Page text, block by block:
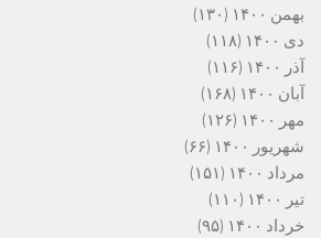
بهمن ۱۴۰۰
(۱۳۰)
دی ۱۴۰۰
(۱۱۸)
آذر ۱۴۰۰
(۱۱۶)
آبان ۱۴۰۰
(۱۶۸)
مهر ۱۴۰۰
(۱۲۶)
شهریور ۱۴۰۰
(۶۶)
مرداد ۱۴۰۰
(۱۵۱)
تیر ۱۴۰۰
(۱۱۰)
خرداد ۱۴۰۰
(۹۵)